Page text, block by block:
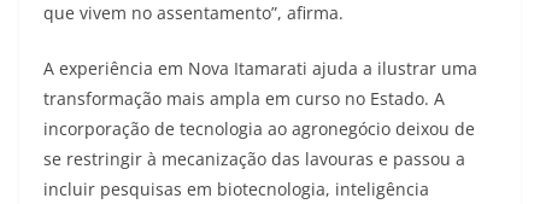
que vivem no assentamento”, afirma.
A experiência em Nova Itamarati ajuda a ilustrar uma
transformação mais ampla em curso no Estado. A
incorporação de tecnologia ao agronegócio deixou de
se restringir à mecanização das lavouras e passou a
incluir pesquisas em biotecnologia, inteligência